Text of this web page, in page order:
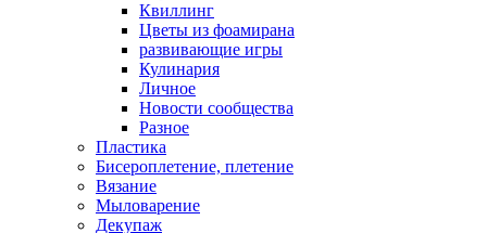
Квиллинг
Цветы из фоамирана
развивающие игры
Кулинария
Личное
Новости сообщества
Разное
Пластика
Бисероплетение, плетение
Вязание
Мыловарение
Декупаж